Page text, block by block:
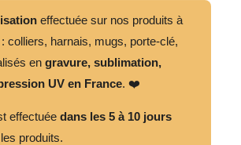
effectuée sur nos produits à
colliers, harnais, mugs, porte-clé,
engravure, sublimation,
UV en France. ❤️
effectuéedans les 5 à 10 jours
produits.